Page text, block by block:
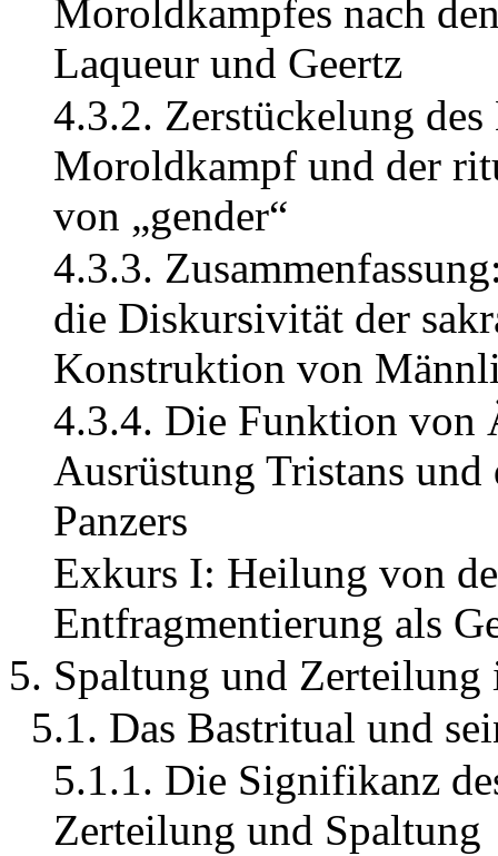
Moroldkampfes nach
Laqueur und Geertz
4.3.2. Zerstückelung
Moroldkampf und der
von „gender“
4.3.3.
die Diskursivität der
Konstruktion von
4.3.4. Die Funktion von
Ausrüstung Tristans
Panzers
Exkurs I: Heilung von
Entfragmentierung als
5. Spaltung und
5.1. Das Bastritual und
5.1.1. Die Signifikanz
Zerteilung und Spaltung